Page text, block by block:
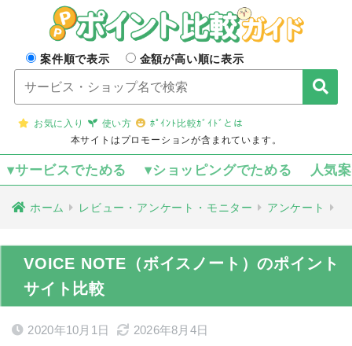
案件順で表示 金額が高い順に表示
お気に入り 使い方
ﾎﾟｲﾝﾄ比較ｶﾞｲﾄﾞとは
本サイトはプロモーションが含まれています。
▾サービスでためる ▾ショッピングでためる 人気
ホーム レビュー・アンケート・モニター アンケート
VOICE NOTE（ボイスノート）のポイント
サイト比較
2020年10月1日 2026年8月4日